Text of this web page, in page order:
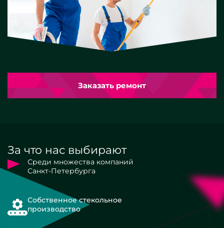
Заказать ремонт
За что нас выбирают
Среди множества компаний
Санкт-Петербурга
Собственное стекольное
производство